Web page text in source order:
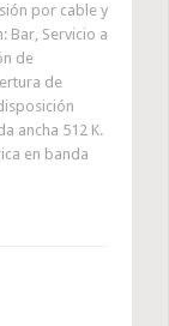
por cable y
Bar, Servicio a
de
de
ancha 512 K.
en banda